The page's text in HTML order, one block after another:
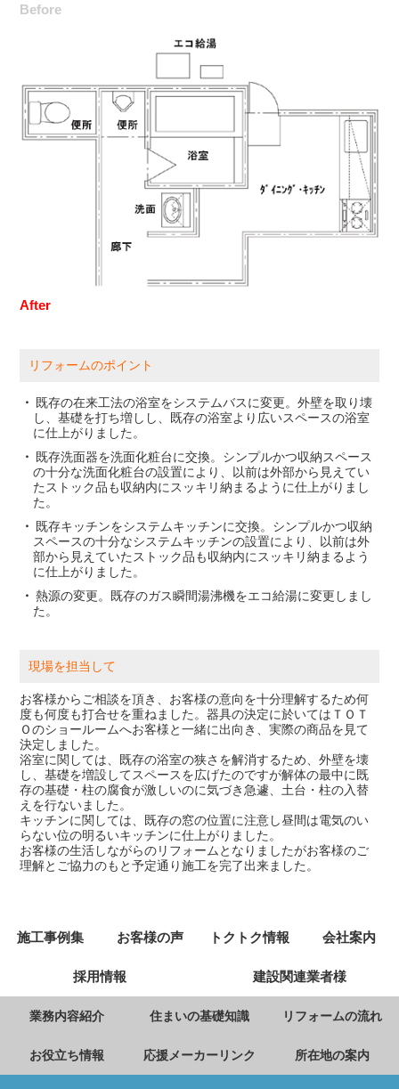
Before
After
リフォームのポイント
既存の在来工法の浴室をシステムバスに変更。外壁を取り壊
し、基礎を打ち増しし、既存の浴室より広いスペースの浴室
に仕上がりました。
既存洗面器を洗面化粧台に交換。シンプルかつ収納スペース
の十分な洗面化粧台の設置により、以前は外部から見えてい
たストック品も収納内にスッキリ納まるように仕上がりまし
た。
既存キッチンをシステムキッチンに交換。シンプルかつ収納
スペースの十分なシステムキッチンの設置により、以前は外
部から見えていたストック品も収納内にスッキリ納まるよう
に仕上がりました。
熱源の変更。既存のガス瞬間湯沸機をエコ給湯に変更しまし
た。
現場を担当して
お客様からご相談を頂き、お客様の意向を十分理解するため何
度も何度も打合せを重ねました。器具の決定に於いてはＴＯＴ
Ｏのショールームへお客様と一緒に出向き、実際の商品を見て
決定しました。
浴室に関しては、既存の浴室の狭さを解消するため、外壁を壊
し、基礎を増設してスペースを広げたのですが解体の最中に既
存の基礎・柱の腐食が激しいのに気づき急遽、土台・柱の入替
えを行ないました。
キッチンに関しては、既存の窓の位置に注意し昼間は電気のい
らない位の明るいキッチンに仕上がりました。
お客様の生活しながらのリフォームとなりましたがお客様のご
理解とご協力のもと予定通り施工を完了出来ました。
施工事例集 お客様の声 トクトク情報 会社案内
採用情報 建設関連業者様
業務内容紹介 住まいの基礎知識 リフォームの流れ
お役立ち情報 応援メーカーリンク 所在地の案内